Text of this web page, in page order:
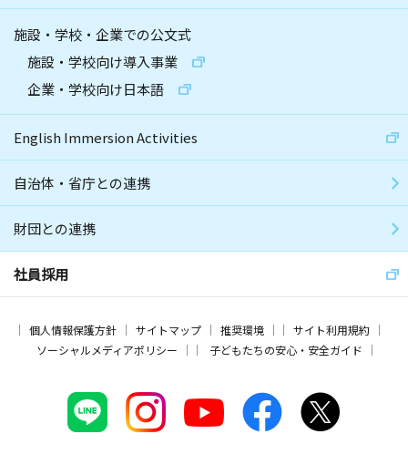
施設・学校・企業での公文式
施設・学校向け導入事業
企業・学校向け日本語
English Immersion Activities
自治体・省庁との連携
財団との連携
社員採用
個人情報保護方針 サイトマップ 推奨環境
サイト利用規約
ソーシャルメディアポリシー
子どもたちの安心・安全ガイド